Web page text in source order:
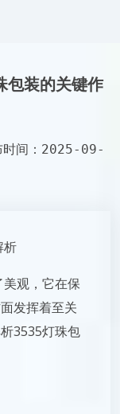
包装的关键作
时间：2025-09-
析
观，它在保
发挥着至关
3535灯珠包